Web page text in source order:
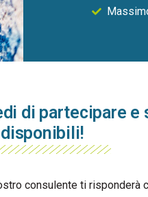
di partecipare e
disponibili!
consulente ti